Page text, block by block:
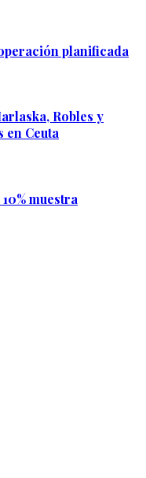
planificada
Robles y
Ceuta
muestra